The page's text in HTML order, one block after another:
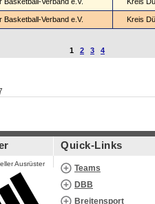
Basketball-Verband e.V. Kreis
1 2 3 4
Ausrüster
Quick-Links
Teams
DBB
Breitensport